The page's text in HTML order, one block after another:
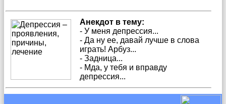
Анекдот в тему:
- У меня депрессия...
- Да ну ее, давай лучше в слова
играть! Арбуз...
- Задница...
- Мда, у тебя и вправду
депрессия...